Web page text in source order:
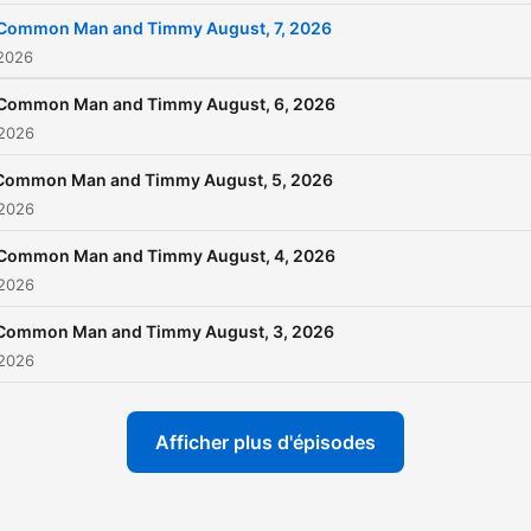
Man and Timmy August, 7, 2026
Man and Timmy August, 6, 2026
Man and Timmy August, 5, 2026
Man and Timmy August, 4, 2026
Man and Timmy August, 3, 2026
Afficher plus d'épisodes